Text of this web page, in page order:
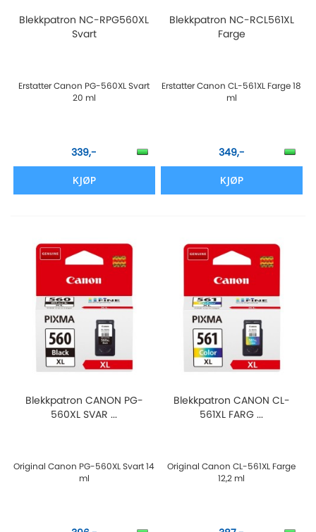
Blekkpatron NC-RPG560XL
Svart
Erstatter Canon PG-560XL Svart
20 ml
339,-
KJØP
Blekkpatron NC-RCL561XL
Farge
Erstatter Canon CL-561XL Farge 18
ml
349,-
KJØP
Blekkpatron CANON PG-
560XL SVAR ...
Original Canon PG-560XL Svart 14
ml
Blekkpatron CANON CL-
561XL FARG ...
Original Canon CL-561XL Farge
12,2 ml